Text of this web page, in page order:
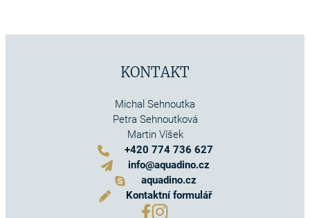
KONTAKT
Michal Sehnoutka
Petra Sehnoutková
Martin Víšek
+420 774 736 627
info@aquadino.cz
aquadino.cz
Kontaktní formulář